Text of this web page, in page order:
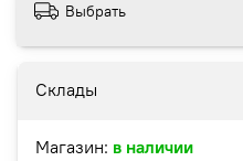
Склады
Магазин: в наличии
Выбрать